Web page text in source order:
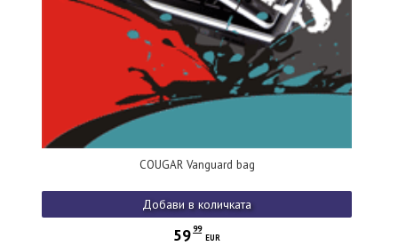
COUGAR Vanguard bag
Добави в количката
5999
EUR